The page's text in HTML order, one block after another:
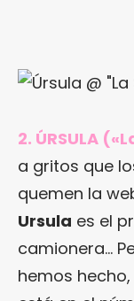
2. ÚRSULA
a gritos que
quemen la
Ursula es el
camionera…
hemos